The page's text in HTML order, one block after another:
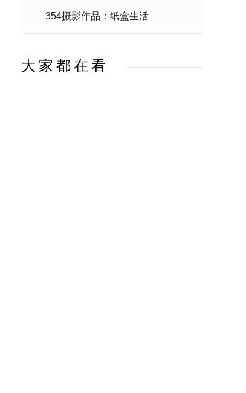
354摄影作品：纸盒生活
大家都在看